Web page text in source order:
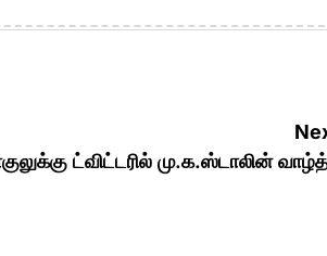
ட்விட்டரில் மு.க.ஸ்டாலின்